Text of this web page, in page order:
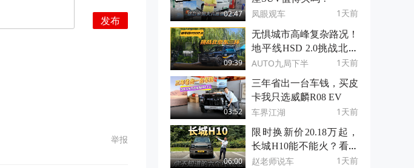
发布
举报
02:47 凤眼观车 1天前
09:39
无惧城市高峰复杂路况！
地平线HSD 2.0挑战北京
东三环
AUTO九局下半 1天前
03:52
三年省出一台车钱，买皮
卡我只选威麟R08 EV
车界江湖 1天前
06:00
限时换新价20.18万起，
长城H10能不能火？看看
它的6个小秘密！
赵老师说车 1天前